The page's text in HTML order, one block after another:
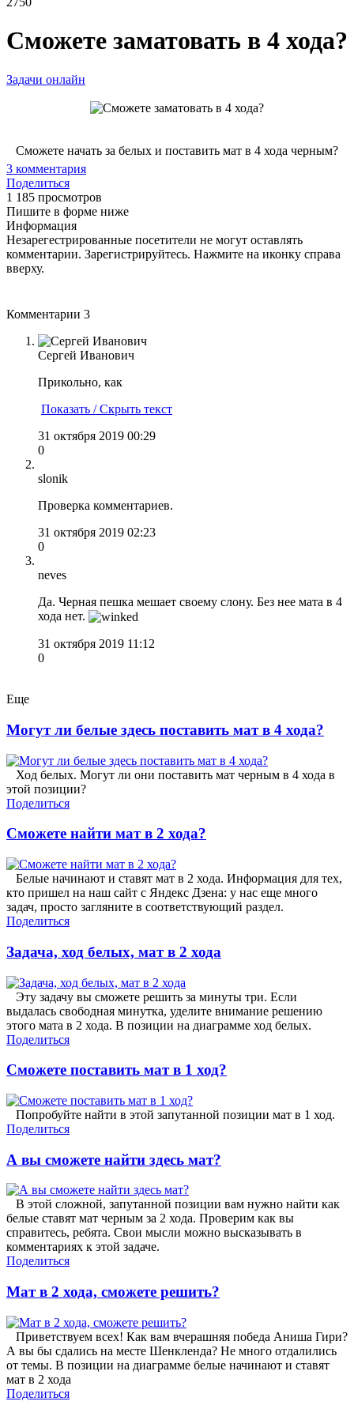
Сможете заматовать в 4 хода?
Задачи онлайн
Сможете начать за белых и поставить мат в 4 хода черным?
3 комментария
Поделиться
1 185 просмотров
Пишите в форме ниже
Информация
Незарегестрированные посетители не могут оставлять
комментарии. Зарегистрируйтесь. Нажмите на иконку справа
вверху.
Комментарии 3
Сергей Иванович
Прикольно, как
Показать / Скрыть текст
31 октября 2019 00:29
0
slonik
Проверка комментариев.
31 октября 2019 02:23
0
neves
Да. Черная пешка мешает своему слону. Без нее мата в 4
хода нет.
31 октября 2019 11:12
0
Еще
Могут ли белые здесь поставить мат в 4 хода?
Ход белых. Могут ли они поставить мат черным в 4 хода в
этой позиции?
Поделиться
Сможете найти мат в 2 хода?
Белые начинают и ставят мат в 2 хода. Информация для тех,
кто пришел на наш сайт с Яндекс Дзена: у нас еще много
задач, просто загляните в соответствующий раздел.
Поделиться
Задача, ход белых, мат в 2 хода
Эту задачу вы сможете решить за минуты три. Если
выдалась свободная минутка, уделите внимание решению
этого мата в 2 хода. В позиции на диаграмме ход белых.
Поделиться
Сможете поставить мат в 1 ход?
Попробуйте найти в этой запутанной позиции мат в 1 ход.
Поделиться
А вы сможете найти здесь мат?
В этой сложной, запутанной позиции вам нужно найти как
белые ставят мат черным за 2 хода. Проверим как вы
справитесь, ребята. Свои мысли можно высказывать в
комментариях к этой задаче.
Поделиться
Мат в 2 хода, сможете решить?
Приветствуем всех! Как вам вчерашняя победа Аниша Гири?
А вы бы сдались на месте Шенкленда? Не много отдалились
от темы. В позиции на диаграмме белые начинают и ставят
мат в 2 хода
Поделиться